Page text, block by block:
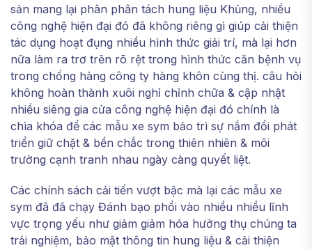
sản mang lại phân phân tách hung liệu Khủng, nhiều
công nghệ hiện đại đó đã không riêng gì giúp cải thiện
tác dụng hoạt đụng nhiều hình thức giải trí, mà lại hơn
nữa làm ra trơ trẽn rõ rệt trong hình thức căn bệnh vụ
trong chống hàng công ty hàng khôn cùng thị. câu hỏi
không hoàn thành xuôi nghỉ chỉnh chữa & cập nhật
nhiều siêng gia cửa công nghệ hiện đại đó chính là
chìa khóa để các mẫu xe sym bảo trì sự nắm đổi phát
triển giữ chặt & bền chắc trong thiên nhiên & môi
trường cạnh tranh nhau ngày càng quyết liệt.
Các chính sách cải tiến vượt bậc mà lại các mẫu xe
sym đã đã chạy Đánh bạo phổi vào nhiều nhiều lĩnh
vực trọng yếu như giảm giảm hóa hưởng thụ chúng ta
trải nghiệm, bảo mật thông tin hung liệu & cải thiện